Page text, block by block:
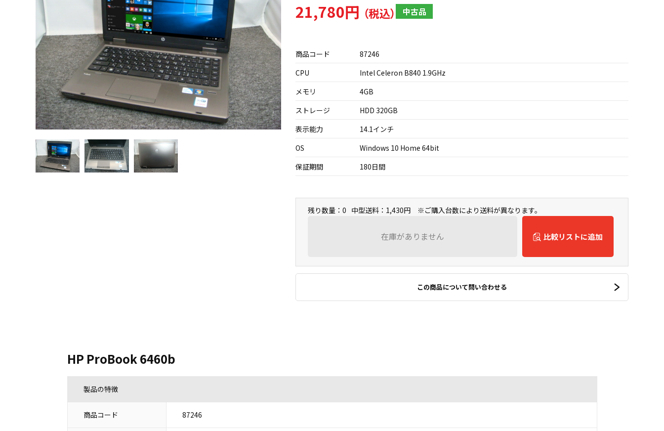
21,780円 中古品
商品コード
87246
CPU
Intel Celeron B840 1.9GHz
メモリ
4GB
ストレージ
HDD 320GB
表示能力
14.1インチ
OS
Windows 10 Home 64bit
保証期間
180日間
残り数量：0 中型送料：1,430円 ※ご購入台数により送料が異なります。
在庫がありません 比較リストに追加
この商品について問い合わせる
HP ProBook 6460b
製品の特徴
商品コード 87246